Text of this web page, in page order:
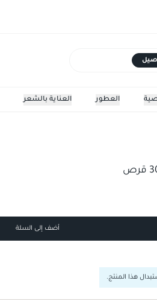
العناية بالشعر العطور
أضف إلى السلة
هذا المنتج.